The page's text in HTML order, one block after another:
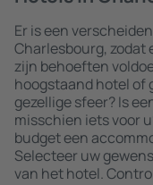
Er is een
Charlesbourg, zodat
zijn behoeften
hoogstaand hotel of
gezellige sfeer? Is
misschien iets voor
budget een
Selecteer uw
van het hotel.